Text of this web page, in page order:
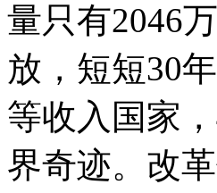
量只有2046
放，短短30
等收入国家，
界奇迹。改